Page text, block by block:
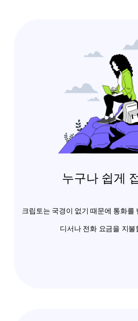
누구나 쉽게
크립토는 국경이 없기 때문에 통화를
디서나 전화 요금을 지불